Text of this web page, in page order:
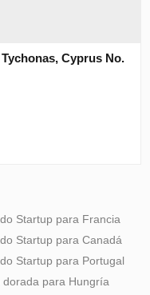
Cyprus No.
Startup para Francia
Startup para Canadá
Startup para Portugal
dorada para Hungría